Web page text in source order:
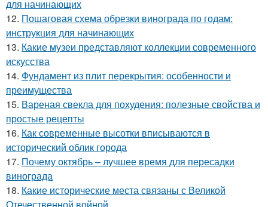
для начинающих
12. Пошаговая схема обрезки винограда по годам:
инструкция для начинающих
13. Какие музеи представляют коллекции современного
искусства
14. Фундамент из плит перекрытия: особенности и
преимущества
15. Вареная свекла для похудения: полезные свойства и
простые рецепты
16. Как современные высотки вписываются в
исторический облик города
17. Почему октябрь – лучшее время для пересадки
винограда
18. Какие исторические места связаны с Великой
Отечественной войной